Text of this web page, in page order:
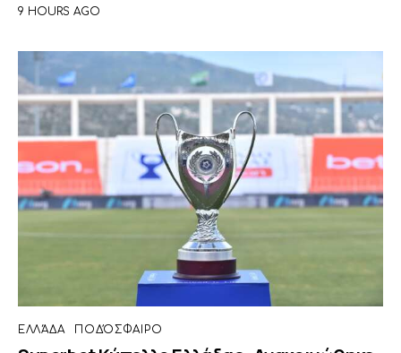
9 HOURS AGO
ΕΛΛΆΔΑ ΠΟΔΌΣΦΑΙΡΟ